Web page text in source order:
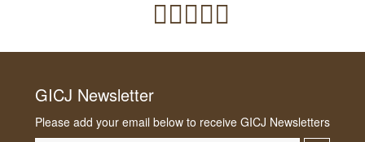
GICJ Newsletter
Please add your email below to receive GICJ Newsletters